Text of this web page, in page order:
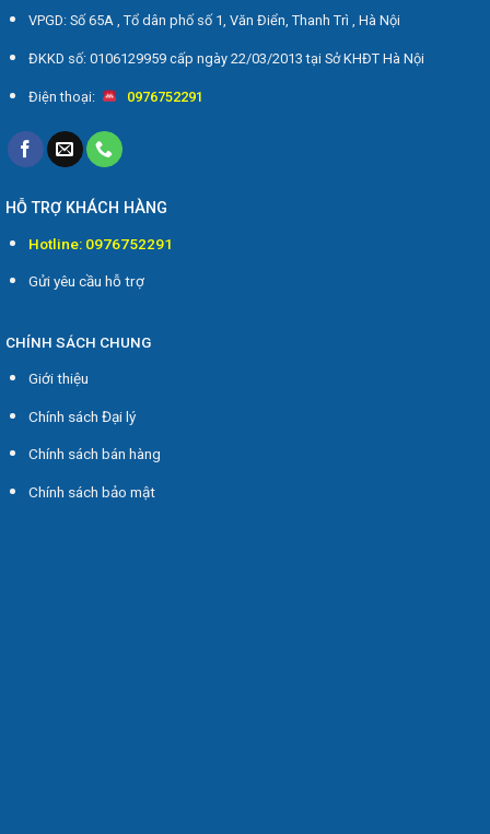
VPGD: Số 65A , Tổ dân phố số 1, Văn Điển, Thanh Trì , Hà Nội
ĐKKD số: 0106129959 cấp ngày 22/03/2013 tại Sở KHĐT Hà Nội
Điện thoại: 0976752291
HỖ TRỢ KHÁCH HÀNG
Hotline: 0976752291
Gửi yêu cầu hỗ trợ
CHÍNH SÁCH CHUNG
Giới thiệu
Chính sách Đại lý
Chính sách bán hàng
Chính sách bảo mật